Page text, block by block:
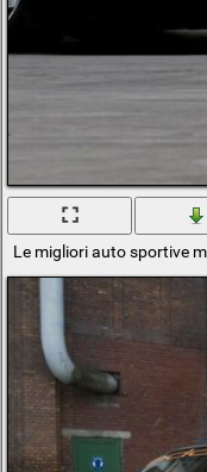
Le migliori auto sportive